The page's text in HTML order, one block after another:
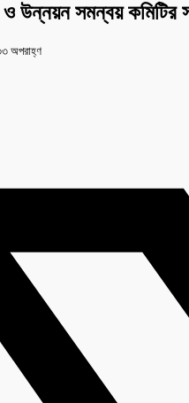
উন্নয়ন সমন্বয় কমিটির
অপরাহ্ণ